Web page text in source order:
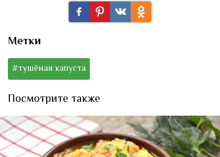
Метки
#тушёная капуста
Посмотрите также